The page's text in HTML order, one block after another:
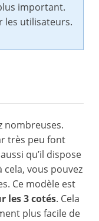
important.
les utilisateurs.
nombreuses.
très peu font
qu’il dispose
cela, vous pouvez
Ce modèle est
les 3 cotés. Cela
plus facile de